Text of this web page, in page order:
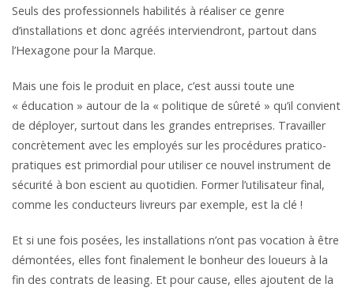
Seuls des professionnels habilités à réaliser ce genre
d’installations et donc agréés interviendront, partout dans
l’Hexagone pour la Marque.
Mais une fois le produit en place, c’est aussi toute une
« éducation » autour de la « politique de sûreté » qu’il convient
de déployer, surtout dans les grandes entreprises. Travailler
concrètement avec les employés sur les procédures pratico-
pratiques est primordial pour utiliser ce nouvel instrument de
sécurité à bon escient au quotidien. Former l’utilisateur final,
comme les conducteurs livreurs par exemple, est la clé !
Et si une fois posées, les installations n’ont pas vocation à être
démontées, elles font finalement le bonheur des loueurs à la
fin des contrats de leasing. Et pour cause, elles ajoutent de la